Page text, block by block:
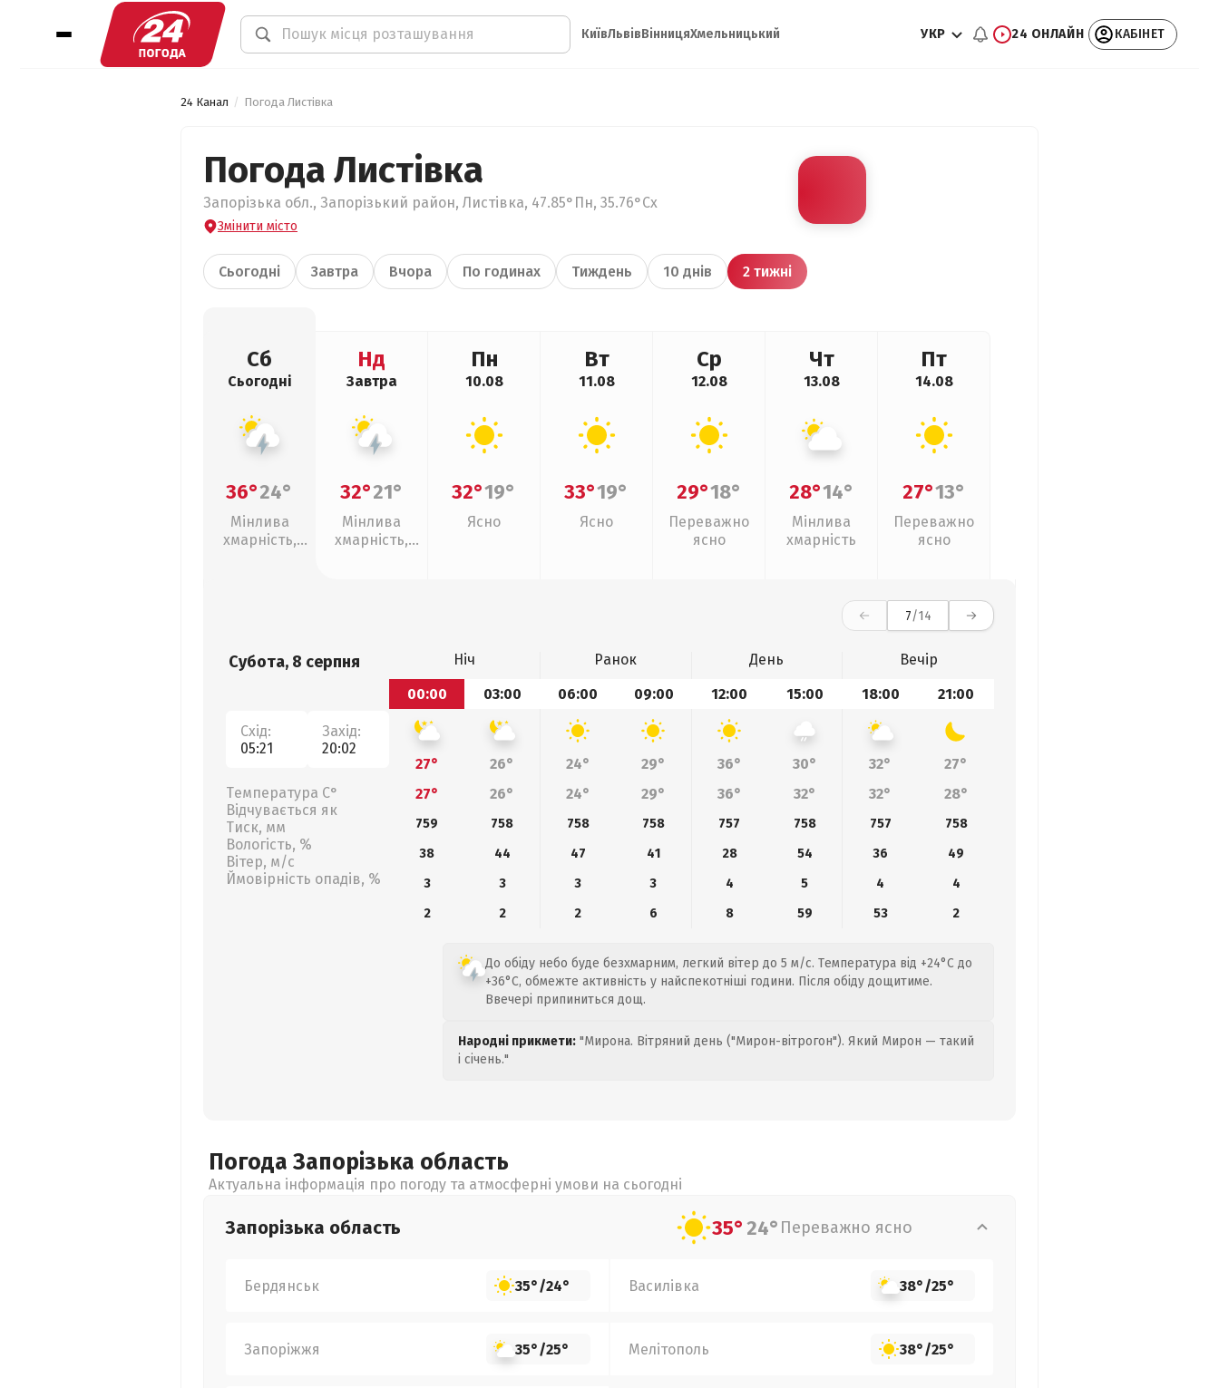
КиївЛьвівВінницяХмельницький УКР 24 ОНЛАЙН КАБІНЕТ
24 Канал Погода Листівка
Погода Листівка
Запорізька обл., Запорізький район, Листівка, 47.85°Пн, 35.76°Сх
Змінити місто
Сьогодні Завтра Вчора По годинах Тиждень 10 днів 2 тижні
Сб
Сьогодні
36°24°
Мінлива
хмарність,
Нд
Завтра
32°21°
Мінлива
хмарність,
Пн
10.08
32°19°
Ясно
Вт
11.08
33°19°
Ясно
Ср
12.08
29°18°
Переважно
ясно
Чт
13.08
28°14°
Мінлива
хмарність
Пт
14.08
27°13°
Переважно
ясно
7/14
Субота, 8 серпня
Схід:
05:21
Захід:
20:02
Температура С°
Відчувається як
Тиск, мм
Вологість, %
Вітер, м/с
Ймовірність опадів, %
Ніч Ранок День
Вечір
00:00
03:00 06:00 09:00 12:00 15:00 18:00 21:00
27° 26° 24° 29° 36° 30° 32°
27°
27°
26° 24° 29° 36° 32° 32° 28°
759 758 758 758 757 758 757
758
38
44 47 41 28 54 36
49
3
3 3 3 4 5 4
4
2
2 2 6 8 59 53 2
До обіду небо буде безхмарним, легкий вітер до 5 м/с. Температура від +24°C до
+36°C, обмежте активність у найспекотніші години. Після обіду дощитиме.
Ввечері припиниться дощ.
Народні прикмети: "Мирона. Вітряний день ("Мирон-вітрогон"). Який Мирон — такий
і січень."
Погода Запорізька область
Актуальна інформація про погоду та атмосферні умови на сьогодні
Запорізька область 35°24° Переважно ясно
Бердянськ 35°/24° Василівка 38°/25°
Запоріжжя 35°/25° Мелітополь 38°/25°